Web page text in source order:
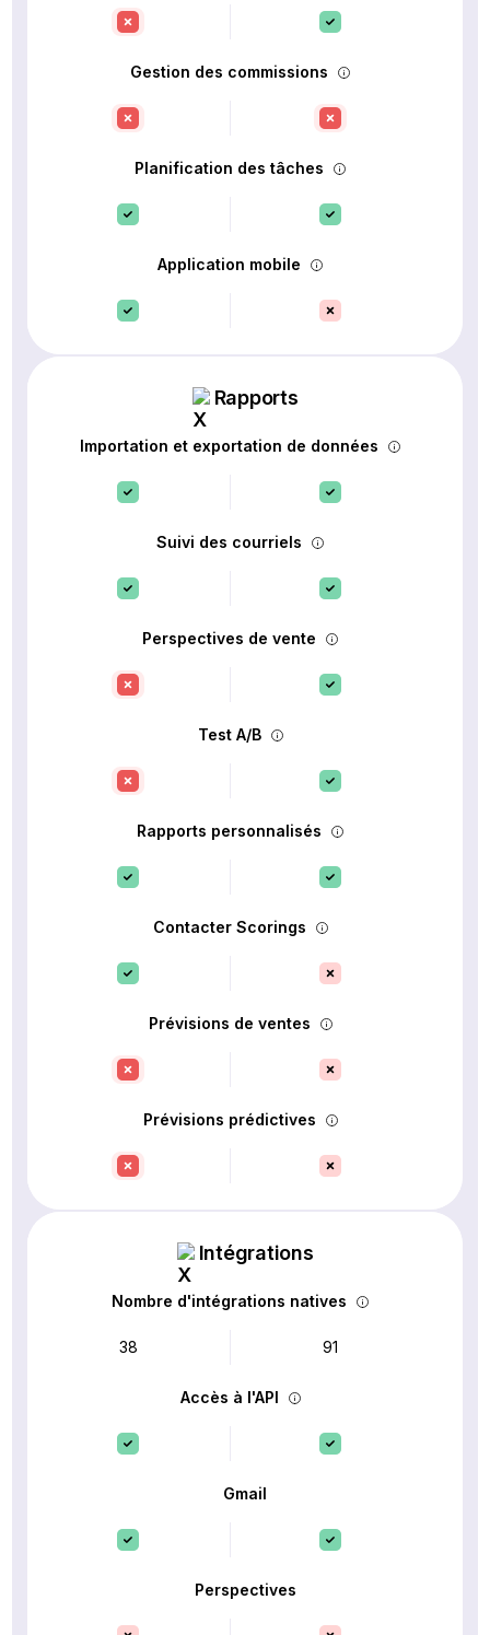
Gestion des commissions
Planification des tâches
Application mobile
Rapports
Importation et exportation de données
Suivi des courriels
Perspectives de vente
Test A/B
Rapports personnalisés
Contacter Scorings
Prévisions de ventes
Prévisions prédictives
Intégrations
Nombre d'intégrations natives
38 91
Accès à l'API
Gmail
Perspectives